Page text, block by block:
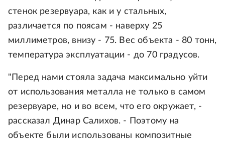
стенок резервуара, как и у стальных,
различается по поясам - наверху 25
миллиметров, внизу - 75. Вес объекта - 80 тонн,
температура эксплуатации - до 70 градусов.
"Перед нами стояла задача максимально уйти
от использования металла не только в самом
резервуаре, но и во всем, что его окружает, -
рассказал Динар Салихов. - Поэтому на
объекте были использованы композитные